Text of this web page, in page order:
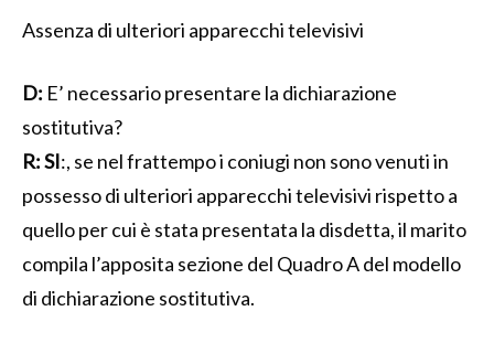
Assenza di ulteriori apparecchi televisivi
D: E’ necessario presentare la dichiarazione
sostitutiva?
R:SI:, se nel frattempo i coniugi non sono venuti in
possesso di ulteriori apparecchi televisivi rispetto a
quello per cui è stata presentata la disdetta, il marito
compila l’apposita sezione del Quadro A del modello
di dichiarazione sostitutiva.